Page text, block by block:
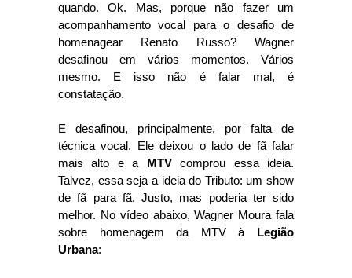
quando. Ok. Mas, porque não fazer um
acompanhamento vocal para o desafio de
homenagear Renato Russo? Wagner
desafinou em vários momentos. Vários
mesmo. E isso não é falar mal, é
constatação.
E desafinou, principalmente, por falta de
técnica vocal. Ele deixou o lado de fã falar
mais alto e a MTVcomprou essa ideia.
Talvez, essa seja a ideia do Tributo: um show
de fã para fã. Justo, mas poderia ter sido
melhor. No vídeo abaixo, Wagner Moura fala
sobre homenagem da MTV à Legião
Urbana: